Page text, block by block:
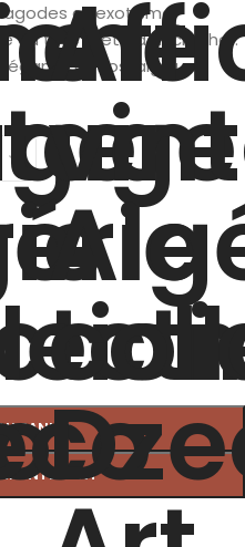
et exotisme.
ou toile prête à accrocher.
et nostalgique.
PANIER